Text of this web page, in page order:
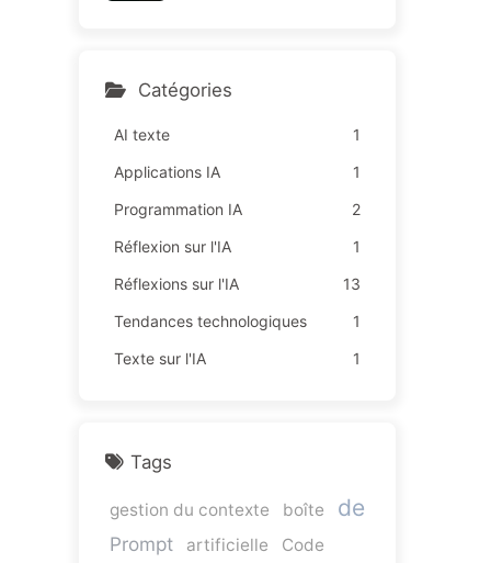
souffrances chez les empl
Catégories
AI texte
1
Applications IA
1
Programmation IA
2
Réflexion sur l'IA
1
Réflexions sur l'IA
13
Tendances technologiques
1
Texte sur l'IA
1
Tags
gestion du contexte boîte de
Prompt artificielle Code